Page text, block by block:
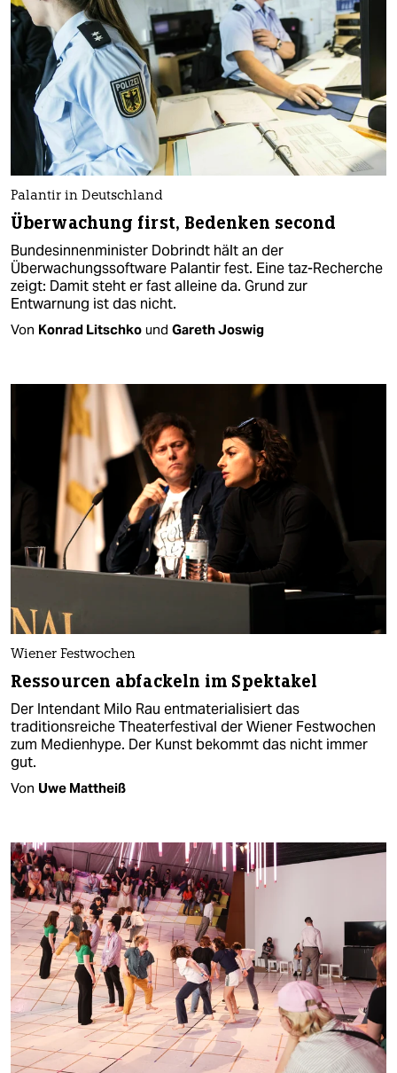
Palantir in Deutschland
Überwachung first, Bedenken second
Bundesinnenminister Dobrindt hält an der
Überwachungssoftware Palantir fest. Eine taz-Recherche
zeigt: Damit steht er fast alleine da. Grund zur
Entwarnung ist das nicht.
Von Konrad Litschko und Gareth Joswig
Wiener Festwochen
Ressourcen abfackeln im Spektakel
Der Intendant Milo Rau entmaterialisiert das
traditionsreiche Theaterfestival der Wiener Festwochen
zum Medienhype. Der Kunst bekommt das nicht immer
gut.
Von Uwe Mattheiß